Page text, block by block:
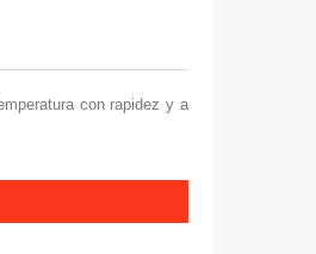
con rapidez y a